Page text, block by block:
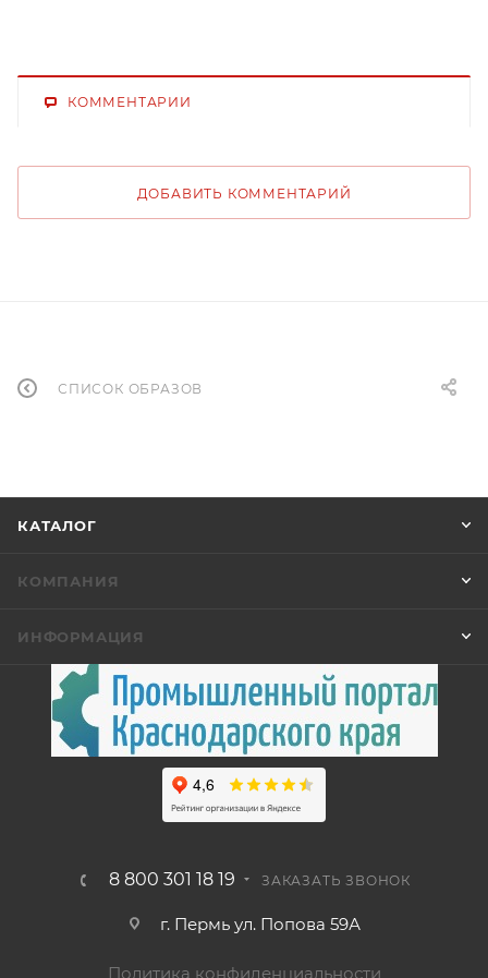
КОММЕНТАРИИ
ДОБАВИТЬ КОММЕНТАРИЙ
СПИСОК ОБРАЗОВ
КАТАЛОГ
КОМПАНИЯ
ИНФОРМАЦИЯ
8 800 301 18 19 ЗАКАЗАТЬ ЗВОНОК
г. Пермь ул. Попова 59А
Политика конфиденциальности